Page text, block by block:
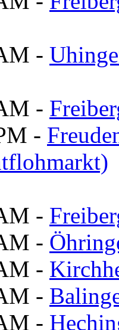
-
-
-
-
-
-
-
-